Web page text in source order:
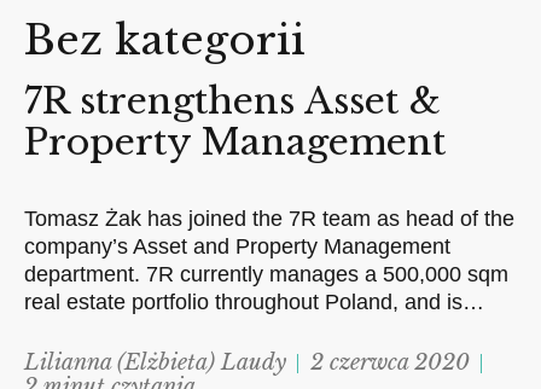
Bez kategorii
7R strengthens Asset &
Property Management
Tomasz Żak has joined the 7R team as head of the
company’s Asset and Property Management
department. 7R currently manages a 500,000 sqm
real estate portfolio throughout Poland, and is…
Lilianna (Elżbieta) Laudy
2 czerwca 2020